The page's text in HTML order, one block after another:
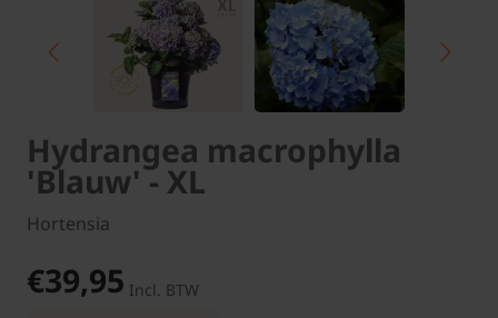
Hydrangea macrophylla
'Blauw' - XL
Hortensia
€39,95 Incl. BTW